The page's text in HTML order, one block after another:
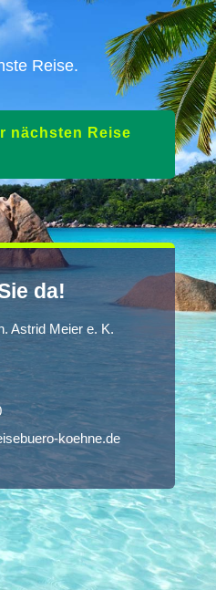
Reise.
nächsten Reise
da!
Astrid Meier e. K.
koehne.de